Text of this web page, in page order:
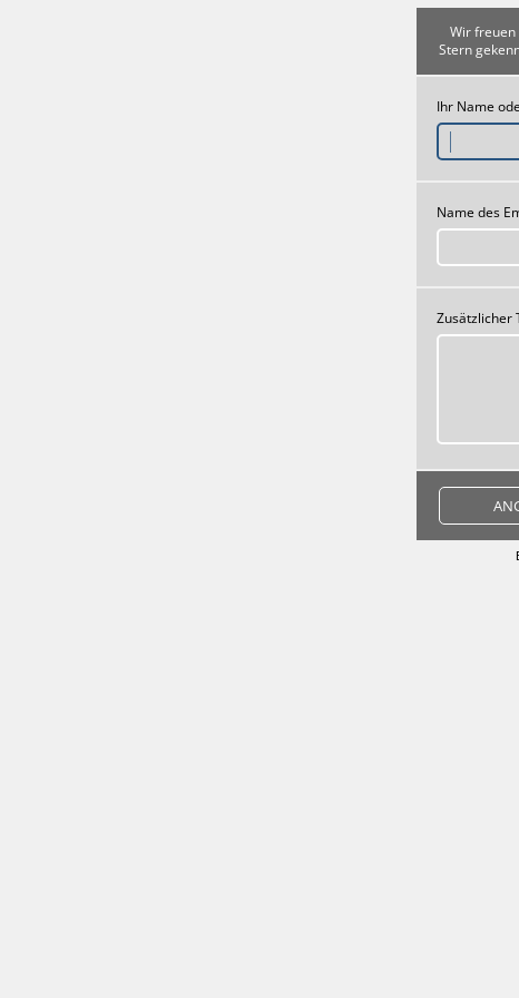
Wir freuen
Stern
Ihr Name
Name des
Zusätzlicher